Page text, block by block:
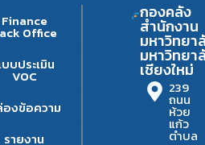
Finance
Office
บประเมิน
VOC
งข้อความ
รายงาน
กองคลัง
สำนักงาน
มหาวิทยา
มหาวิทยา
เชียงใหม่
239
ถนน
ห้วย
แก้ว
ตำบล